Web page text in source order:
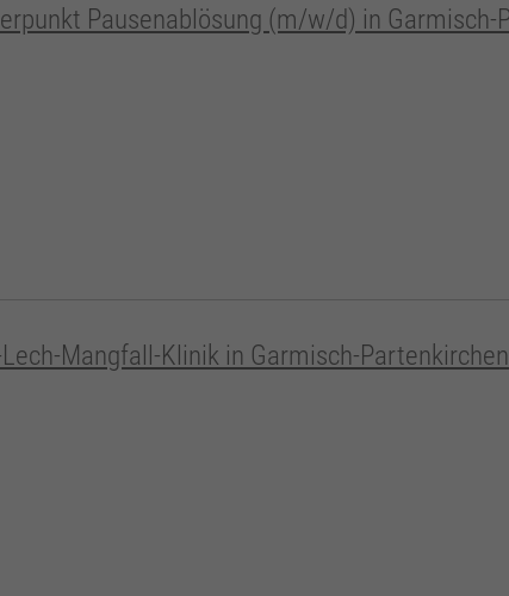
Pausenablösung (m/w/d) in Garmisch-
Mangfall-Klinik in Garmisch-Partenkirchen